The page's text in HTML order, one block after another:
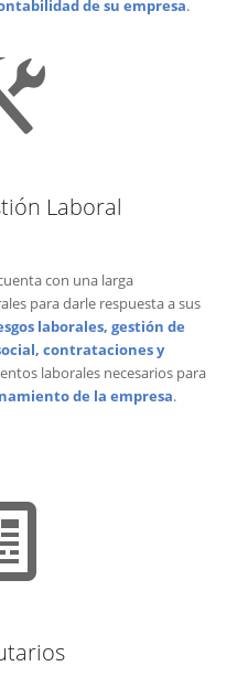
de su empresa.
Laboral
con una larga
para darle respuesta a sus
laborales, gestión de
contrataciones y
laborales necesarios para
de la empresa.